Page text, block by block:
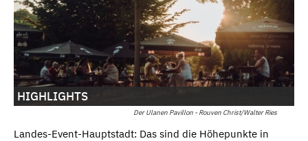
Der Ulanen Pavillon - Rouven Christ/Walter Ries
HIGHLIGHTS
Landes-Event-Hauptstadt: Das sind die Höhepunkte in